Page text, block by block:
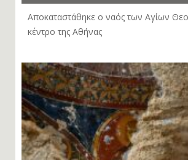
Αποκαταστάθηκε ο ναός των Αγίων
κέντρο της Αθήνας